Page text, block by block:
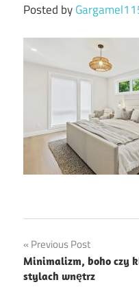
Posted by
Nawigacja
wpisu
Previous Post
Minimalizm, boho czy
stylach wnętrz